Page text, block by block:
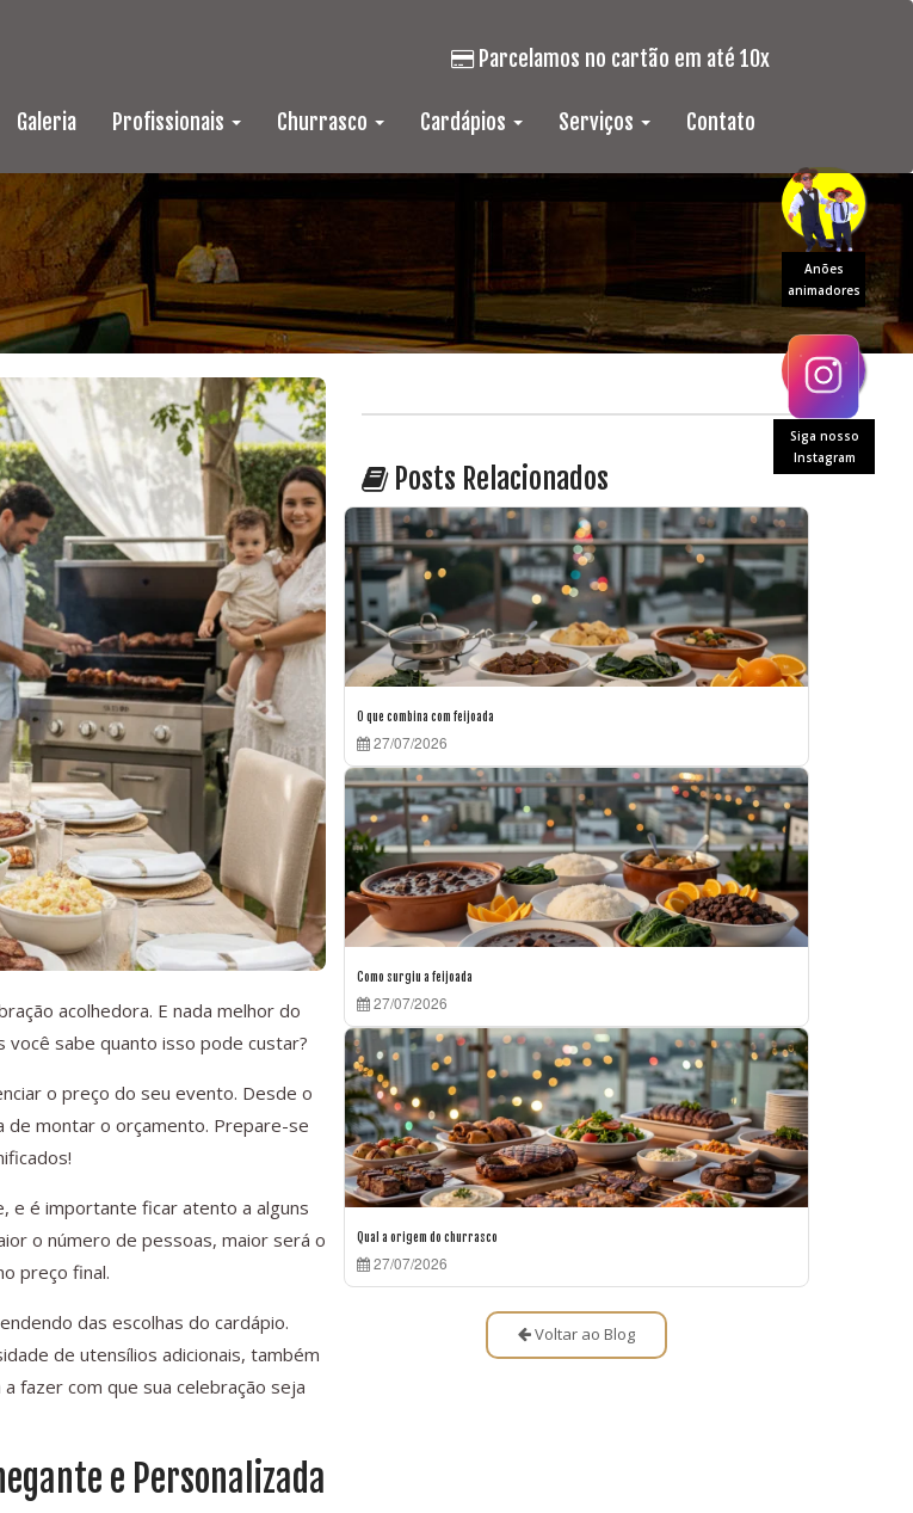
Anões
animadores
Siga nosso
Instagram
Galeria Profissionais Churrasco Cardápios Serviços Contato
Parcelamos no cartão em até 10x
acolhedora. E nada melhor do
você sabe quanto isso pode custar?
o preço do seu evento. Desde o
de montar o orçamento. Prepare-se
e é importante ficar atento a alguns
o número de pessoas, maior será o
preço final.
das escolhas do cardápio.
de utensílios adicionais, também
fazer com que sua celebração seja
e Personalizada
Posts Relacionados
O que combina com feijoada
27/07/2026
Como surgiu a feijoada
27/07/2026
Qual a origem do churrasco
27/07/2026
Voltar ao Blog